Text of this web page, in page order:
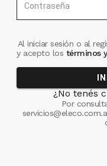
Contraseña
Al iniciar sesión o al
y acepto los términos
¿No tenés
Por